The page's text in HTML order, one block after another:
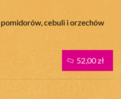
cebuli i orzechów